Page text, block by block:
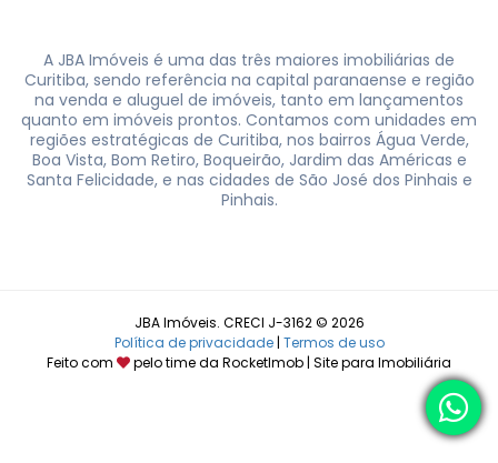
A JBA Imóveis é uma das três maiores imobiliárias de
Curitiba, sendo referência na capital paranaense e região
na venda e aluguel de imóveis, tanto em lançamentos
quanto em imóveis prontos. Contamos com unidades em
regiões estratégicas de Curitiba, nos bairros Água Verde,
Boa Vista, Bom Retiro, Boqueirão, Jardim das Américas e
Santa Felicidade, e nas cidades de São José dos Pinhais e
Pinhais.
JBA Imóveis. CRECI J-3162 © 2026
Política de privacidade| Termos de uso
Feito com
pelo time da RocketImob | Site para Imobiliária